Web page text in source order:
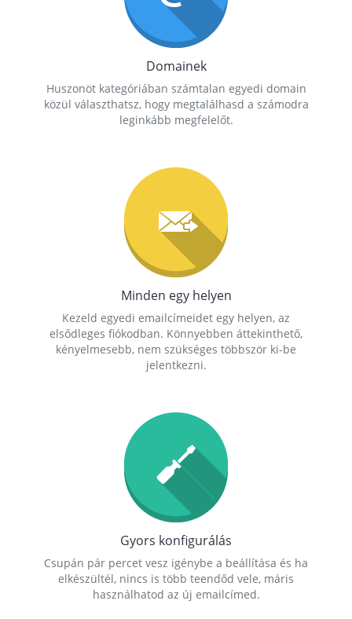
Domainek
Huszonöt kategóriában számtalan egyedi domain
közül választhatsz, hogy megtalálhasd a számodra
leginkább megfelelőt.
Minden egy helyen
Kezeld egyedi emailcímeidet egy helyen, az
elsődleges fiókodban. Könnyebben áttekinthető,
kényelmesebb, nem szükséges többször ki-be
jelentkezni.
Gyors konfigurálás
Csupán pár percet vesz igénybe a beállítása és ha
elkészültél, nincs is több teendőd vele, máris
használhatod az új emailcímed.